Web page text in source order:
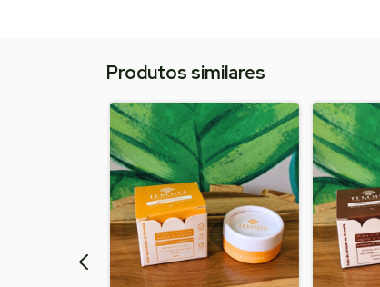
Produtos similares